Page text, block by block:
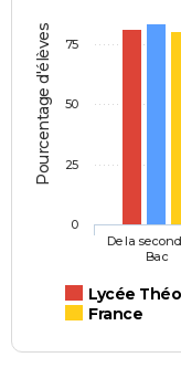
Pourcentage d'élèves
Lycée
France
De la
Bac
0
25
50
75